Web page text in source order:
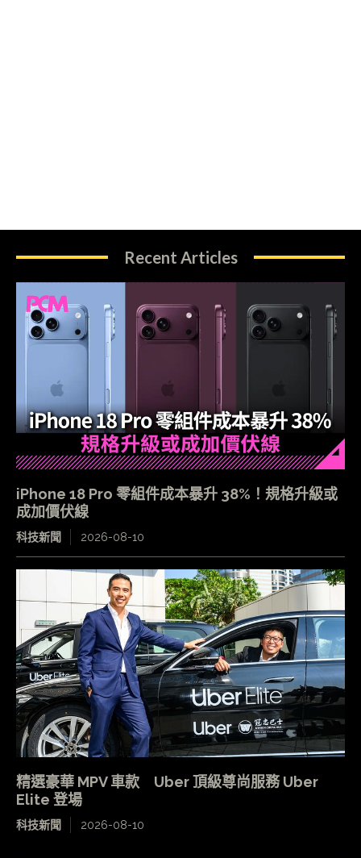
Recent Articles
iPhone 18 Pro 零組件成本暴升 38%！規格升級或
成加價伏線
科技新聞 2026-08-10
精選豪華 MPV 車款 Uber 頂級尊尚服務 Uber
Elite 登場
科技新聞 2026-08-10